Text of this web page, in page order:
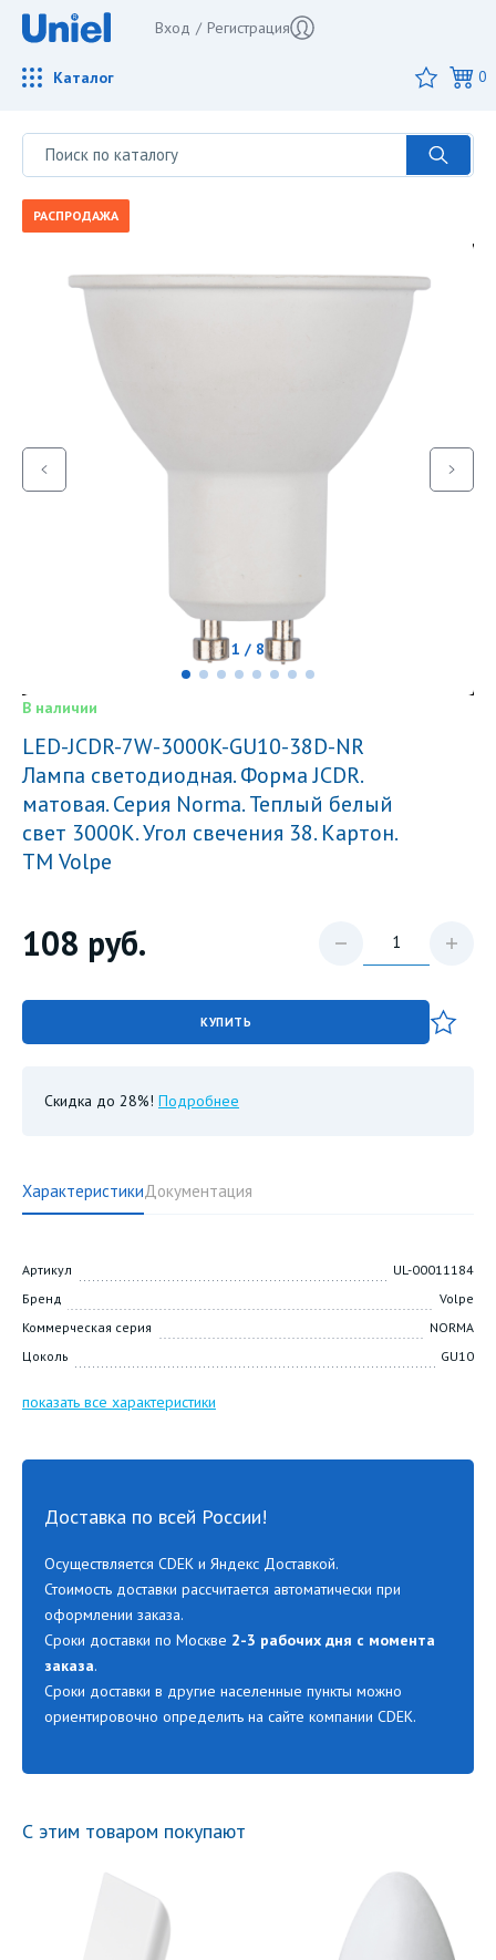
Вход / Регистрация
Каталог 0
РАСПРОДАЖА
1 / 8
В наличии
LED-JCDR-7W-3000K-GU10-38D-NR
Лампа светодиодная. Форма JCDR.
матовая. Серия Norma. Теплый белый
свет 3000K. Угол свечения 38. Картон.
ТМ Volpe
108 руб.
КУПИТЬ
Скидка до 28%! Подробнее
ХарактеристикиДокументация
Артикул
UL-00011184
Бренд
Volpe
Коммерческая серия
NORMA
Цоколь
GU10
показать все характеристики
Доставка по всей России!
Осуществляется CDEK и Яндекс Доставкой.
Стоимость доставки рассчитается автоматически при
оформлении заказа.
Сроки доставки по Москве 2-3 рабочих дня с момента
заказа.
Сроки доставки в другие населенные пункты можно
ориентировочно определить на сайте компании CDEK.
С этим товаром покупают